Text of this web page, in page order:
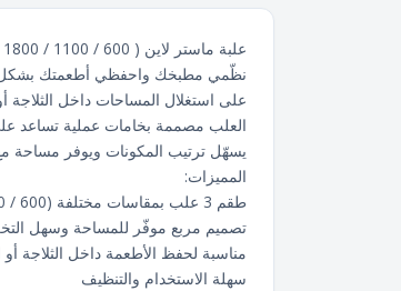
علبة ماستر لاين ( 600 / 1100 / 1800 مل ) 3 قطع ألوان متعددة الوطنية صنع فى مصر
على استغلال المساحات داخل الثلاجة
العلب مصممة بخامات عملية تساعد
يسهّل ترتيب المكونات ويوفر
المميزات:
طقم 3 علب بمقاسات مختلفة (600 / 1100 / 1800 مل)
تصميم مربع موفّر للمساحة وسهل
مناسبة لحفظ الأطعمة داخل الثلاجة أو
سهلة الاستخدام والتنظيف